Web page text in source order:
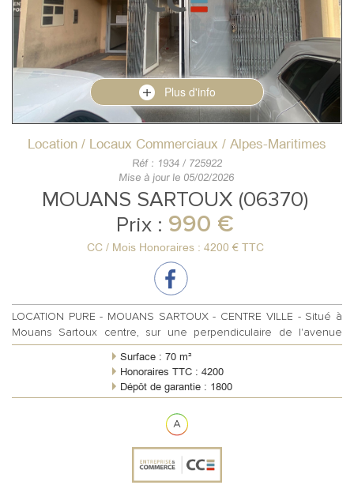
Plus d'info
Location / Locaux Commerciaux / Alpes-Maritimes
Réf : 1934 / 725922
Mise à jour le 05/02/2026
MOUANS SARTOUX (06370)
Prix : 990 €
CC / Mois Honoraires : 4200 € TTC
LOCATION PURE - MOUANS SARTOUX - CENTRE VILLE - Situé à
Mouans Sartoux centre, sur une perpendiculaire de l'avenue
principale en plein centre...
Surface : 70 m²
Honoraires TTC : 4200
Dépôt de garantie : 1800
Règlement charges : Forfaitaires mensuelles
Meublé : Non